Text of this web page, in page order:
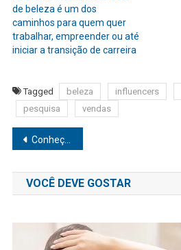
de beleza é um dos
caminhos para quem quer
trabalhar, empreender ou até
iniciar a transição de carreira
Tagged beleza influencers
pesquisa
vendas
Navegação
de
Post
Conheça 3 terapias que unem tecnologia e tradição contra o estresse
VOCÊ DEVE GOSTAR